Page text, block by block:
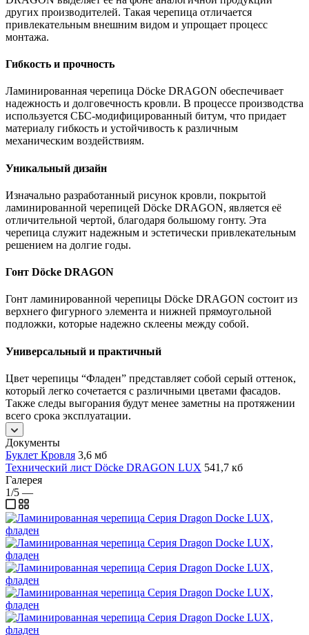
других производителей. Такая черепица отличается
привлекательным внешним видом и упрощает процесс
монтажа.
Гибкость и прочность
Ламинированная черепица Dӧcke DRAGON обеспечивает
надежность и долговечность кровли. В процессе производства
используется СБС-модифицированный битум, что придает
материалу гибкость и устойчивость к различным
механическим воздействиям.
Уникальный дизайн
Изначально разработанный рисунок кровли, покрытой
ламинированной черепицей Dӧcke DRAGON, является её
отличительной чертой, благодаря большому гонту. Эта
черепица служит надежным и эстетически привлекательным
решением на долгие годы.
Гонт Dӧcke DRAGON
Гонт ламинированной черепицы Dӧcke DRAGON состоит из
верхнего фигурного элемента и нижней прямоугольной
подложки, которые надежно склеены между собой.
Универсальный и практичный
Цвет черепицы “Фладен” представляет собой серый оттенок,
который легко сочетается с различными цветами фасадов.
Также следы выгорания будут менее заметны на протяжении
всего срока эксплуатации.
Документы
Буклет Кровля 3,6 мб
Технический лист Döcke DRAGON LUX 541,7 кб
Галерея
1/5 —